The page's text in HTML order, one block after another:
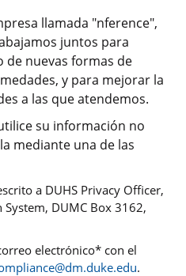
llamada "nference",
juntos para
nuevas formas de
y para mejorar la
a las que atendemos.
su información no
mediante una de las
a DUHS Privacy Officer,
DUMC Box 3162,
electrónico* con el
.